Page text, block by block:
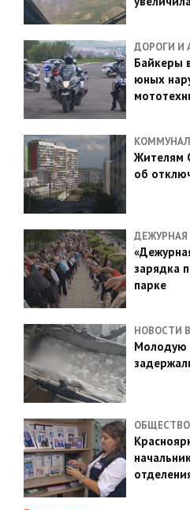
ДОРОГИ И
Байкеры
юных
Жителям
об
ДЕЖУРНАЯ
зарядка
парке
НОВОСТИ
Молодую
ОБЩЕСТВО